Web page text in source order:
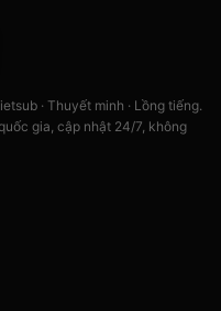
· Thuyết minh · Lồng tiếng.
gia, cập nhật 24/7, không